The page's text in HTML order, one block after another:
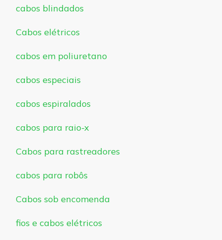
cabos blindados
Cabos elétricos
cabos em poliuretano
cabos especiais
cabos espiralados
cabos para raio-x
Cabos para rastreadores
cabos para robôs
Cabos sob encomenda
fios e cabos elétricos